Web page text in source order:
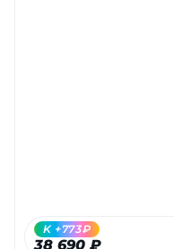
38 690 ₽
K +773₽